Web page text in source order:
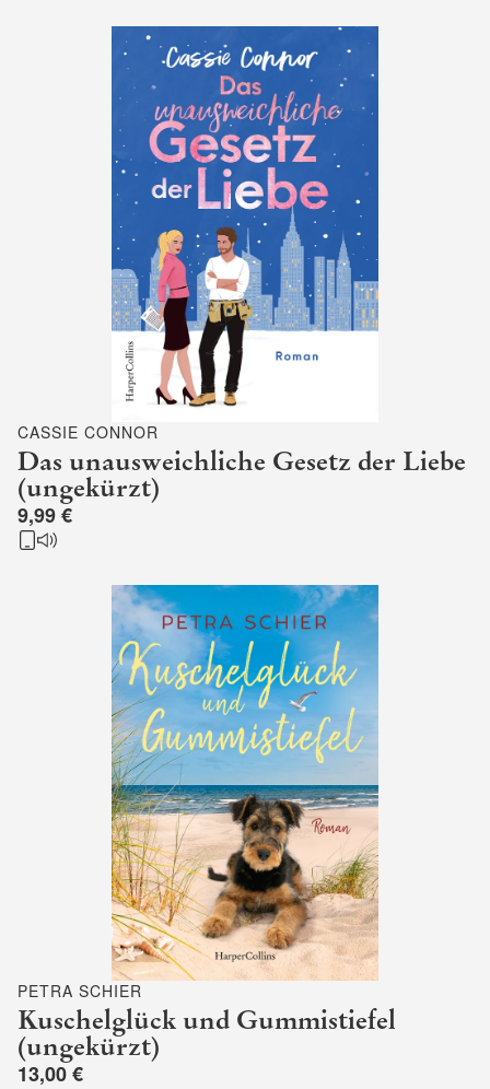
CASSIE CONNOR
Das unausweichliche Gesetz der Liebe
(ungekürzt)
9,99 €
PETRA SCHIER
Kuschelglück und Gummistiefel
(ungekürzt)
13,00 €